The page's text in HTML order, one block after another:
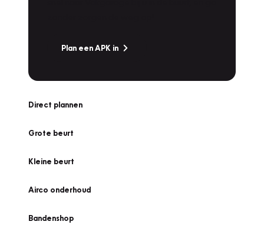
Plan een APK in
Direct plannen
Grote beurt
Kleine beurt
Airco onderhoud
Bandenshop